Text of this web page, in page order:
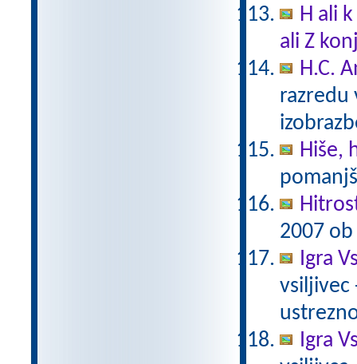
H ali
ali Z
H.C.
razredu
Hiše,
2007
Igra
vsiljivec
Igra